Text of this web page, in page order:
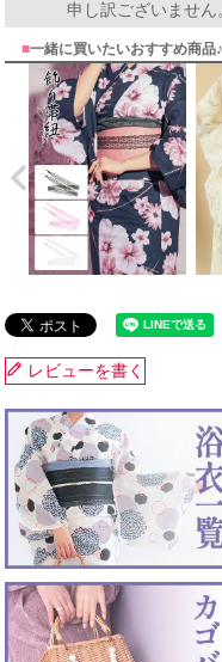
申し訳ございません
■一緒に買いたいおすすめ商品♪
レビューを書く